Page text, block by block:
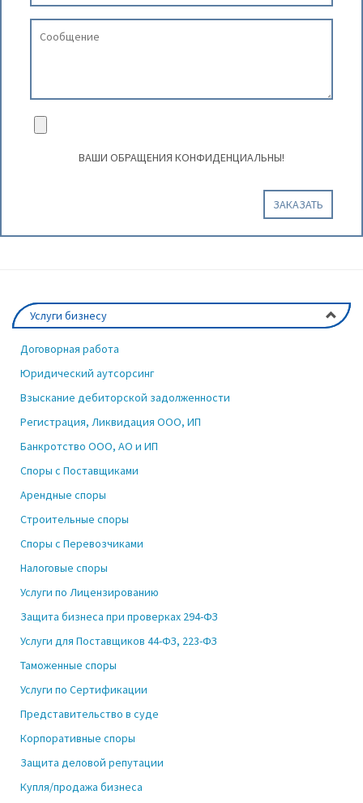
ВАШИ ОБРАЩЕНИЯ КОНФИДЕНЦИАЛЬНЫ!
ЗАКАЗАТЬ
Услуги бизнесу
Договорная работа
Юридический аутсорсинг
Взыскание дебиторской задолженности
Регистрация, Ликвидация ООО, ИП
Банкротство ООО, АО и ИП
Споры с Поставщиками
Арендные споры
Строительные споры
Споры с Перевозчиками
Налоговые споры
Услуги по Лицензированию
Защита бизнеса при проверках 294-ФЗ
Услуги для Поставщиков 44-ФЗ, 223-ФЗ
Таможенные споры
Услуги по Сертификации
Представительство в суде
Корпоративные споры
Защита деловой репутации
Купля/продажа бизнеса